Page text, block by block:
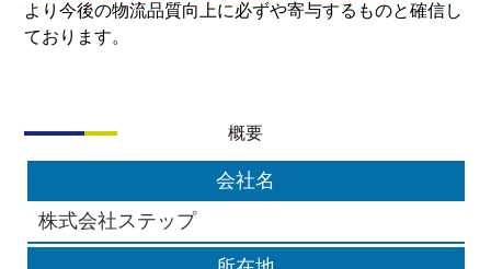
より今後の物流品質向上に必ずや寄与するものと確信し
ております。
概要
会社名
株式会社ステップ